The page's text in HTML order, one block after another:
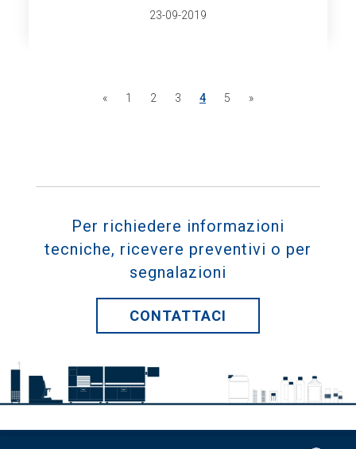
23-09-2019
« 1 2 3 4 5 »
Per richiedere informazioni
tecniche, ricevere preventivi o per
segnalazioni
CONTATTACI